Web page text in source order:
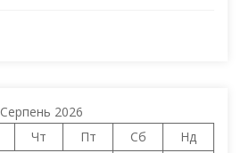
Серпень 2026
Чт Пт Сб Нд